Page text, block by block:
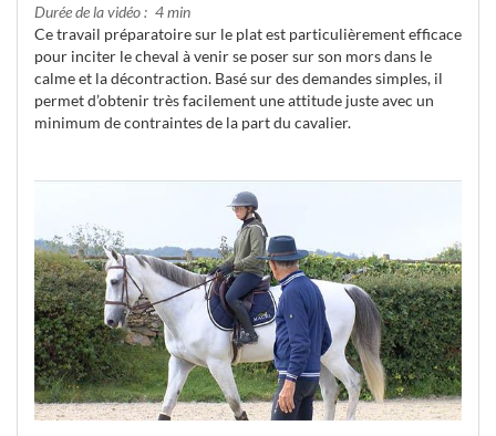
Durée de la vidéo
4 min
Ce travail préparatoire sur le plat est particulièrement efficace
pour inciter le cheval à venir se poser sur son mors dans le
calme et la décontraction. Basé sur des demandes simples, il
permet d’obtenir très facilement une attitude juste avec un
minimum de contraintes de la part du cavalier.